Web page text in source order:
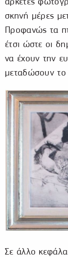
σκηνή μέρες
Προφανώς τα
έτσι ώστε οι
να έχουν την
μεταδώσουν το
Σε άλλο